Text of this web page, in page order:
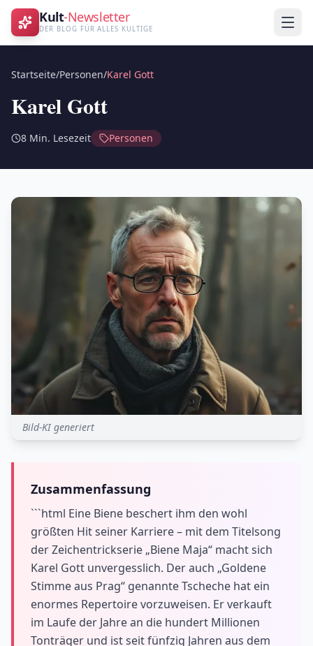
Kult-Newsletter
DER BLOG FÜR ALLES KULTIGE
Startseite/Personen/Karel Gott
Karel Gott
8 Min. Lesezeit Personen
Bild-KI generiert
Zusammenfassung
```html Eine Biene beschert ihm den wohl
größten Hit seiner Karriere – mit dem Titelsong
der Zeichentrickserie „Biene Maja“ macht sich
Karel Gott unvergesslich. Der auch „Goldene
Stimme aus Prag“ genannte Tscheche hat ein
enormes Repertoire vorzuweisen. Er verkauft
im Laufe der Jahre an die hundert Millionen
Tonträger und ist seit fünfzig Jahren aus dem